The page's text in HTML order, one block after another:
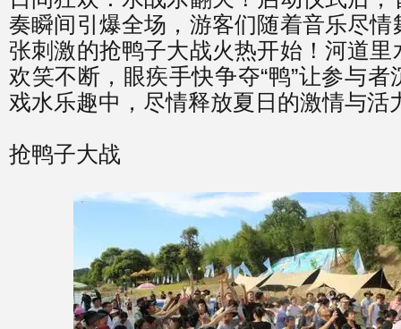
奏瞬间引爆全场，游客们随着音乐尽
张刺激的抢鸭子大战火热开始！河道
欢笑不断，眼疾手快争夺“鸭”让参与
戏水乐趣中，尽情释放夏日的激情与活
抢鸭子大战